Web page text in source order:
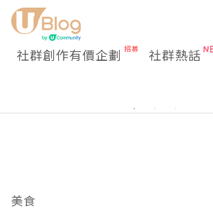
社群創作有價企劃 社群熱話
美食